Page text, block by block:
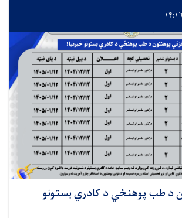
د طب پوهنځي د کادري بستونو